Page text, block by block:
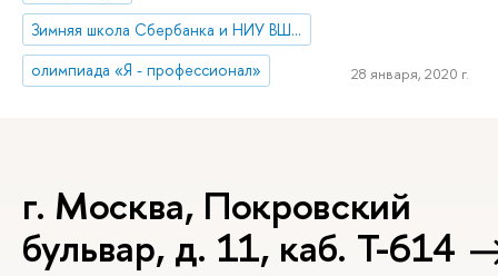
Зимняя школа Сбербанка и НИУ ВШЭ
олимпиада «Я - профессионал»
28 января, 2020 г.
г. Москва, Покровский
бульвар, д. 11, каб. Т-614